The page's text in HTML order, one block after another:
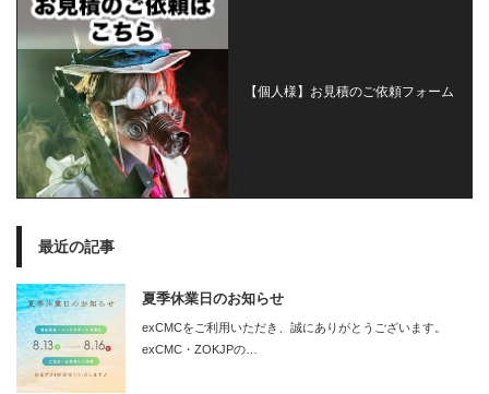
【個人様】お見積のご依頼フォーム
最近の記事
夏季休業日のお知らせ
exCMCをご利用いただき、誠にありがとうございます。
exCMC・ZOKJPの…